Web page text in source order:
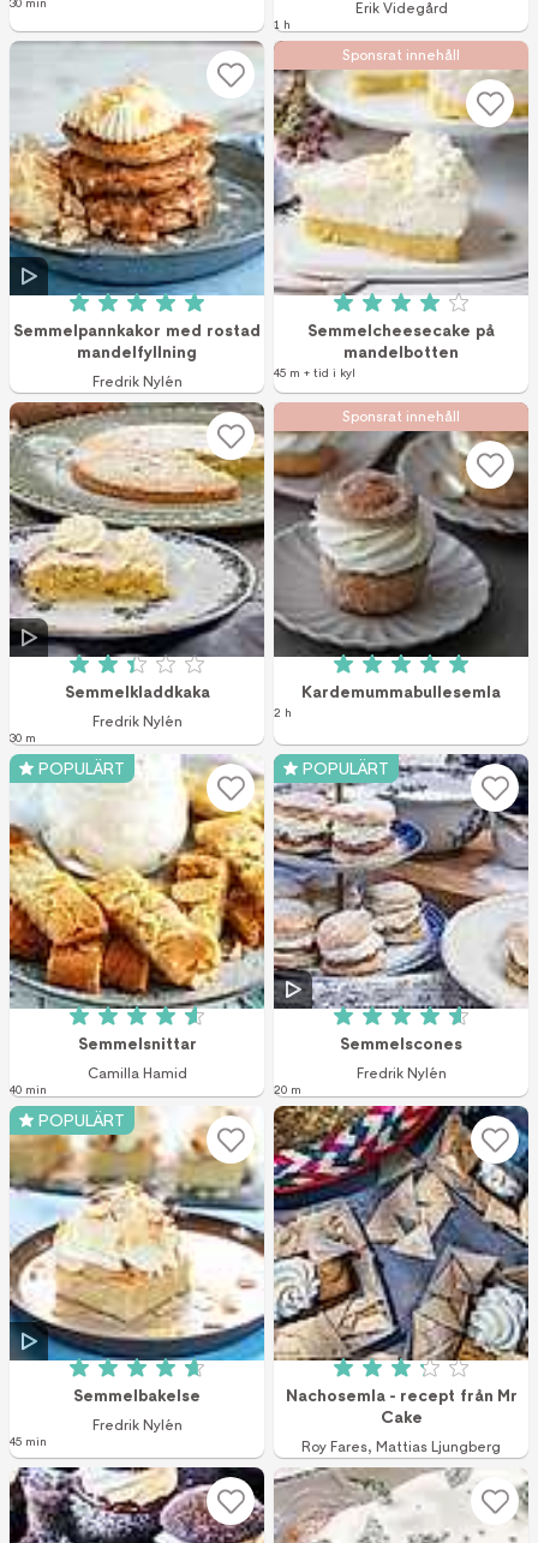
30 min Erik Videgård
1 h
Betyg: 5 av 5 (5 röster)
Semmelpannkakor med rostad
mandelfyllning
Fredrik Nylén
Sponsrat innehåll
Betyg: 4 av 5 (13
Semmelcheesecake på
mandelbotten
45 m + tid i kyl
Betyg: 2.4 av 5 (194 röster)
Semmelkladdkaka
Fredrik Nylén
30 m
Sponsrat innehåll
Betyg: 5 av 5 (3
Kardemummabullesemla
2 h
POPULÄRT
Betyg: 4.6 av 5 (43 röster)
Semmelsnittar
Camilla Hamid
40 min
POPULÄRT
Betyg: 4.6 av 5
Semmelscones
Fredrik Nylén
20 m
POPULÄRT
Betyg: 4.7 av 5 (23 röster)
Semmelbakelse
Fredrik Nylén
45 min
Betyg: 3.2 av 5
Nachosemla - recept från Mr
Cake
Roy Fares, Mattias Ljungberg